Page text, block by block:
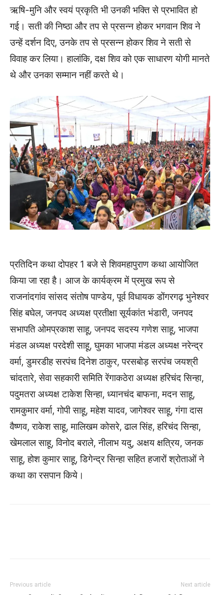
ऋषि-मुनि और स्वयं प्रकृति भी उनकी भक्ति से प्रभावित हो
गई। सती की निष्ठा और तप से प्रसन्न होकर भगवान शिव ने
उन्हें दर्शन दिए, उनके तप से प्रसन्न होकर शिव ने सती से
विवाह कर लिया। हालांकि, दक्ष शिव को एक साधारण योगी मानते
थे और उनका सम्मान नहीं करते थे।
प्रतिदिन कथा दोपहर 1 बजे से शिवमहापुराण कथा आयोजित
किया जा रहा है। आज के कार्यक्रम में प्रमुख रूप से
राजनांदगांव सांसद संतोष पाण्डेय, पूर्व विधायक डोंगरगढ़ भुनेश्वर
सिंह बघेल, जनपद अध्यक्ष प्रतीक्षा सूर्यकांत भंडारी, जनपद
सभापति ओमप्रकाश साहू, जनपद सदस्य गणेश साहू, भाजपा
मंडल अध्यक्ष परदेशी साहू, घुमका भाजपा मंडल अध्यक्ष नरेन्द्र
वर्मा, डुमरडीह सरपंच दिनेश ठाकुर, परसबोड़ सरपंच जयश्री
चांदतारे, सेवा सहकारी समिति रेंगाकठेरा अध्यक्ष हरिचंद सिन्हा,
पदुमतरा अध्यक्ष टाकेश सिन्हा, ध्यानचंद बाफना, मदन साहू,
रामकुमार वर्मा, गोपी साहू, महेश यादव, जागेश्वर साहू, गंगा दास
वैष्णव, राकेश साहू, मालिखम कोसरे, ढाल सिंह, हरिचंद सिन्हा,
खेमलाल साहू, विनोद बराले, नीलाभ यदु, अक्षय क्षत्रिय, जनक
साहू, होश कुमार साहू, डिगेन्द्र सिन्हा सहित हजारों श्रोताओं ने
कथा का रसपान किये।
Previous article Next article